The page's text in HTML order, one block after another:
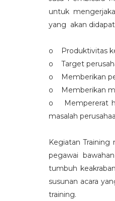
untuk
yang akan
o Produktivitas
o Target
o Memberikan
o Memberikan
o Mempererat
masalah
Kegiatan
pegawai
tumbuh
susunan acara
training.